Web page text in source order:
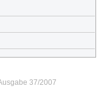
37/2007